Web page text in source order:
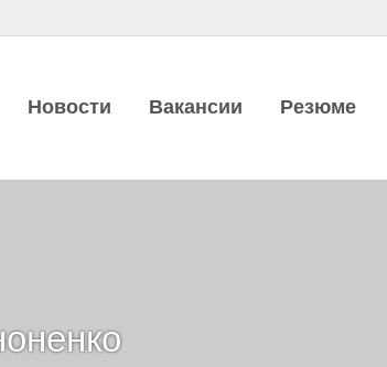
Новости Вакансии Резюме